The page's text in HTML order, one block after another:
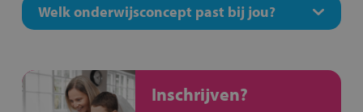
Welk onderwijsconcept past bij jou?
Inschrijven?